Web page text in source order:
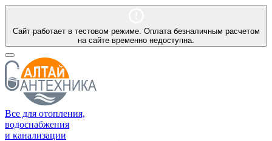
Сайт работает в тестовом режиме. Оплата безналичным расчетом
на сайте временно недоступна.
Все для отопления,
водоснабжения
и канализации